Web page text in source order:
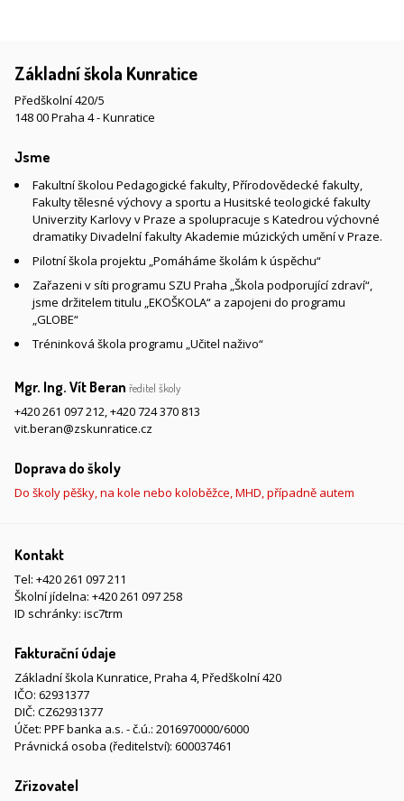
Základní škola Kunratice
Předškolní 420/5
148 00 Praha 4 - Kunratice
Jsme
Fakultní školou Pedagogické fakulty, Přírodovědecké fakulty,
Fakulty tělesné výchovy a sportu a Husitské teologické fakulty
Univerzity Karlovy v Praze a spolupracuje s Katedrou výchovné
dramatiky Divadelní fakulty Akademie múzických umění v Praze.
Pilotní škola projektu „Pomáháme školám k úspěchu“
Zařazeni v síti programu SZU Praha „Škola podporující zdraví“,
jsme držitelem titulu „EKOŠKOLA“ a zapojeni do programu
„GLOBE“
Tréninková škola programu „Učitel naživo“
Mgr. Ing. Vít Beran ředitel školy
+420 261 097 212,+420 724 370 813
vit.beran@zskunratice.cz
Doprava do školy
Do školy pěšky, na kole nebo koloběžce, MHD, případně autem
Kontakt
Tel: +420 261 097 211
Školní jídelna: +420 261 097 258
ID schránky: isc7trm
Fakturační údaje
Základní škola Kunratice, Praha 4, Předškolní 420
IČO: 62931377
DIČ: CZ62931377
Účet: PPF banka a.s. - č.ú.: 2016970000/6000
Právnická osoba (ředitelství): 600037461
Zřizovatel